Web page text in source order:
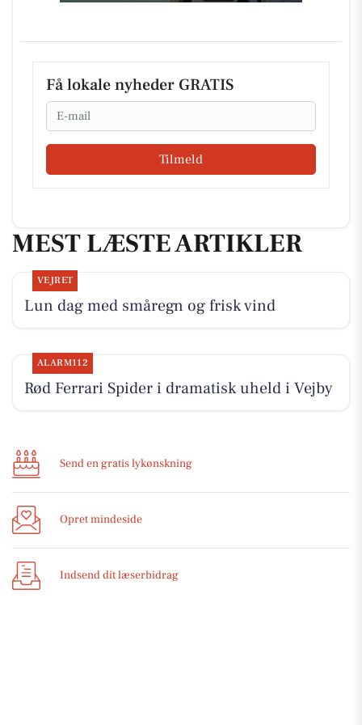
Få lokale nyheder GRATIS
Email
Tilmeld
MEST LÆSTE ARTIKLER
VEJRET
Lun dag med småregn og frisk vind
ALARM112
Rød Ferrari Spider i dramatisk uheld i Vejby
Send en gratis lykønskning
Opret mindeside
Indsend dit læserbidrag